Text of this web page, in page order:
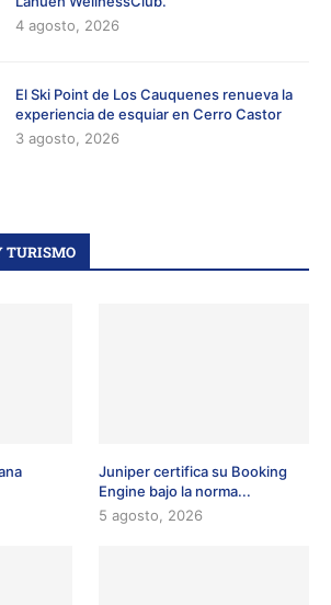
4 agosto, 2026
El Ski Point de Los Cauquenes renueva la
experiencia de esquiar en Cerro Castor
3 agosto, 2026
TURISMO
Juniper certifica su Booking
Engine bajo la norma...
5 agosto, 2026